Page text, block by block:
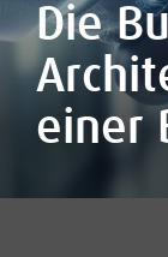
Die
einer